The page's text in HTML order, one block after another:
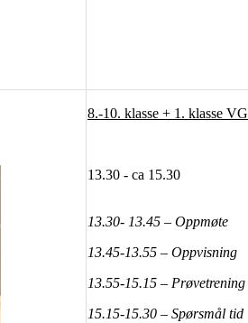
8.-10. klasse + 1. klasse VG
13.30 - ca 15.30
13.30- 13.45 – Oppmøte
13.45-13.55 – Oppvisning
13.55-15.15 – Prøvetrening
15.15-15.30 – Spørsmål tid